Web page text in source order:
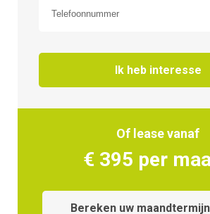
Ik heb interesse
Of lease vanaf
€ 395 per
Bereken uw maandtermijn